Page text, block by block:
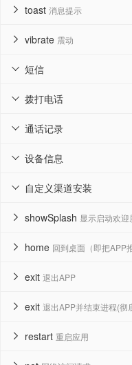
toast 消息提示

vibrate 震动

短信

拨打电话

通话记录

设备信息

自定义渠道安装

showSplash 显示启动欢

home 回到桌面（即把APP

exit 退出APP

exit 退出APP并结束进程(彻

restart 重启应用
